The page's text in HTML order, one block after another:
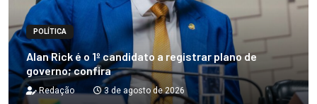
POLÍTICA
Alan Rick é o 1º candidato a registrar plano de
governo; confira
Redação 3 de agosto de 2026